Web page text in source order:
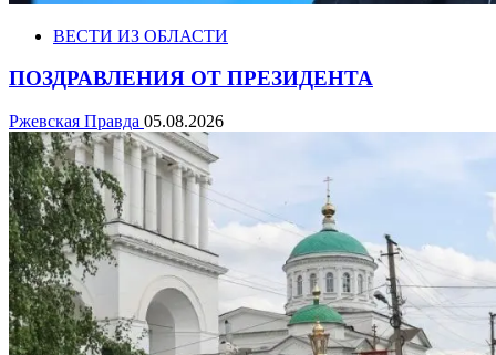
ВЕСТИ ИЗ ОБЛАСТИ
ПОЗДРАВЛЕНИЯ ОТ ПРЕЗИДЕНТА
Ржевская Правда 05.08.2026